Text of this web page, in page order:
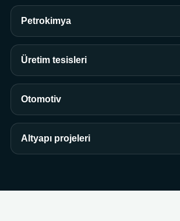
Petrokimya
Üretim tesisleri
Otomotiv
Altyapı projeleri